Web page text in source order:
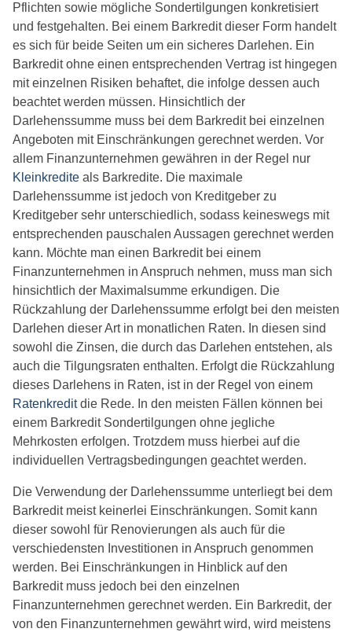
Pflichten sowie mögliche Sondertilgungen konkretisiert
und festgehalten. Bei einem Barkredit dieser Form handelt
es sich für beide Seiten um ein sicheres Darlehen. Ein
Barkredit ohne einen entsprechenden Vertrag ist hingegen
mit einzelnen Risiken behaftet, die infolge dessen auch
beachtet werden müssen. Hinsichtlich der
Darlehenssumme muss bei dem Barkredit bei einzelnen
Angeboten mit Einschränkungen gerechnet werden. Vor
allem Finanzunternehmen gewähren in der Regel nur
Kleinkredite als Barkredite. Die maximale
Darlehenssumme ist jedoch von Kreditgeber zu
Kreditgeber sehr unterschiedlich, sodass keineswegs mit
entsprechenden pauschalen Aussagen gerechnet werden
kann. Möchte man einen Barkredit bei einem
Finanzunternehmen in Anspruch nehmen, muss man sich
hinsichtlich der Maximalsumme erkundigen. Die
Rückzahlung der Darlehenssumme erfolgt bei den meisten
Darlehen dieser Art in monatlichen Raten. In diesen sind
sowohl die Zinsen, die durch das Darlehen entstehen, als
auch die Tilgungsraten enthalten. Erfolgt die Rückzahlung
dieses Darlehens in Raten, ist in der Regel von einem
Ratenkreditdie Rede. In den meisten Fällen können bei
einem Barkredit Sondertilgungen ohne jegliche
Mehrkosten erfolgen. Trotzdem muss hierbei auf die
individuellen Vertragsbedingungen geachtet werden.
Die Verwendung der Darlehenssumme unterliegt bei dem
Barkredit meist keinerlei Einschränkungen. Somit kann
dieser sowohl für Renovierungen als auch für die
verschiedensten Investitionen in Anspruch genommen
werden. Bei Einschränkungen in Hinblick auf den
Barkredit muss jedoch bei den einzelnen
Finanzunternehmen gerechnet werden. Ein Barkredit, der
von den Finanzunternehmen gewährt wird, wird meistens